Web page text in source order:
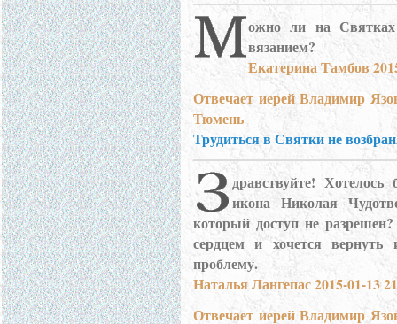
ожно ли на Святках
вязанием?
Екатерина Тамбов
Отвечает иерей Владимир
Тюмень
Трудиться в Святки не
дравствуйте!
икона Николая
который доступ не
сердцем и хочется
проблему.
Наталья Лангепас 2015-01-13
Отвечает иерей Владимир